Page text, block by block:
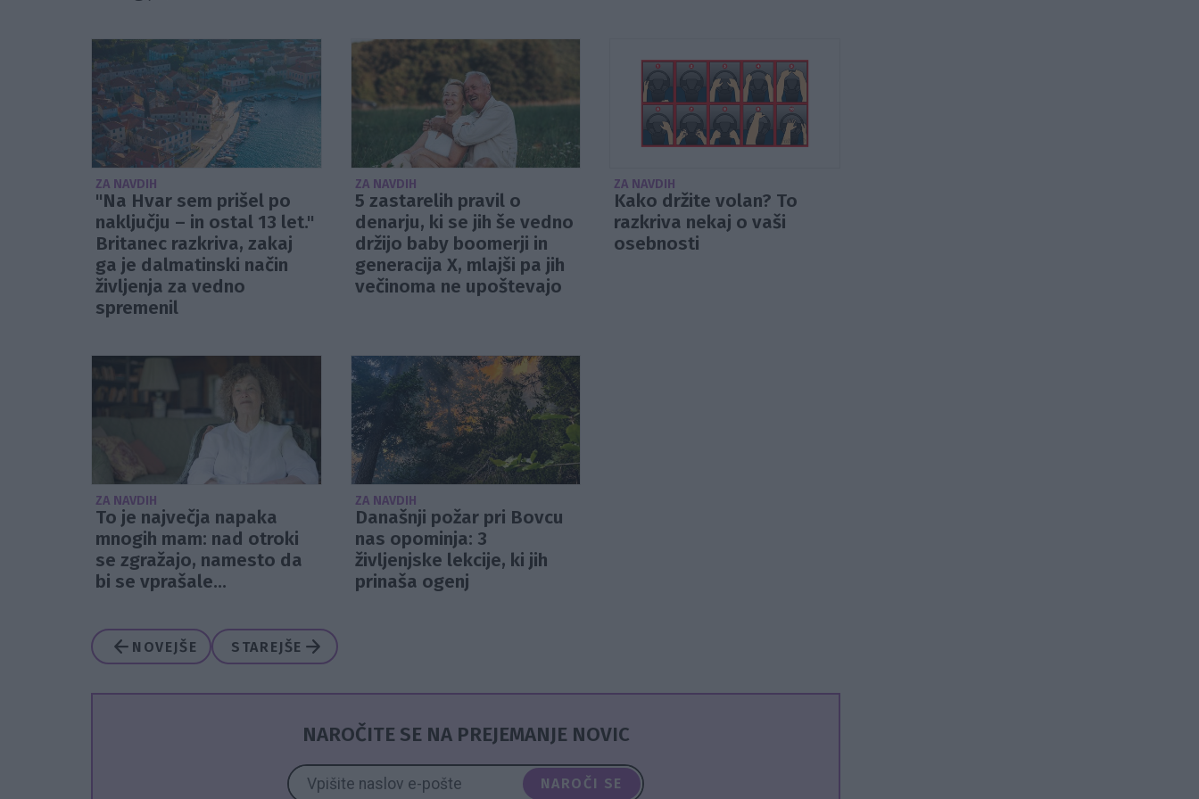
ZA NAVDIH
"Na Hvar sem prišel po
naključju – in ostal 13 let."
Britanec razkriva, zakaj
ga je dalmatinski način
življenja za vedno
spremenil
ZA NAVDIH
5 zastarelih pravil o
denarju, ki se jih še vedno
držijo baby boomerji in
generacija X, mlajši pa jih
večinoma ne upoštevajo
ZA NAVDIH
Kako držite volan? To
razkriva nekaj o vaši
osebnosti
ZA NAVDIH
To je največja napaka
mnogih mam: nad otroki
se zgražajo, namesto da
bi se vprašale...
ZA NAVDIH
Današnji požar pri Bovcu
nas opominja: 3
življenjske lekcije, ki jih
prinaša ogenj
NOVEJŠE STAREJŠE
NAROČITE SE NA PREJEMANJE NOVIC
NAROČI SE